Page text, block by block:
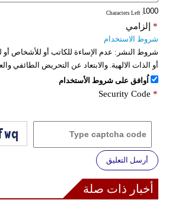
: Characters Left
إلزامي *
شروط الاستخدام
شروط النشر: عدم الإساءة للكاتب أو للأشخاص أو
أو الذات الالهية. والابتعاد عن التحريض الطائفي
اُوافق على شروط الأستخدام
Security Code *
أرسل التعليق
أخبار ذات صلة